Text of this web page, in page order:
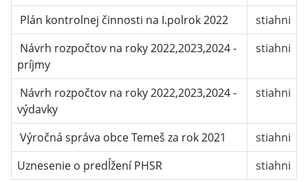
Plán kontrolnej činnosti na I.polrok 2022
stiahni
Návrh rozpočtov na roky 2022,2023,2024 -
príjmy
stiahni
Návrh rozpočtov na roky 2022,2023,2024 -
výdavky
stiahni
Výročná správa obce Temeš za rok 2021
stiahni
Uznesenie o predĺžení PHSR
stiahni